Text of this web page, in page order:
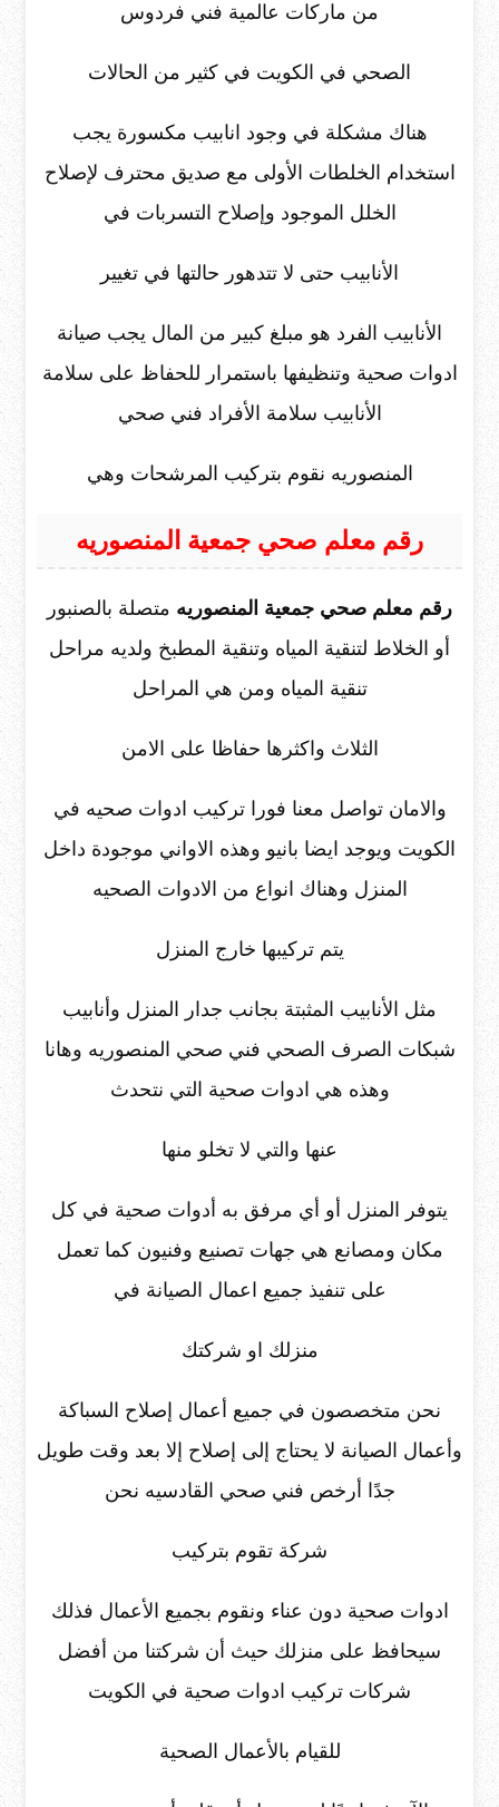
من ماركات عالمية فني فردوس
الصحي في الكويت في كثير من الحالات
هناك مشكلة في وجود انابيب مكسورة يجب
استخدام الخلطات الأولى مع صديق محترف لإصلاح
الخلل الموجود وإصلاح التسربات في
الأنابيب حتى لا تتدهور حالتها في تغيير
الأنابيب الفرد هو مبلغ كبير من المال يجب صيانة
ادوات صحية وتنظيفها باستمرار للحفاظ على سلامة
الأنابيب سلامة الأفراد فني صحي
المنصوريه نقوم بتركيب المرشحات وهي
رقم معلم صحي جمعية المنصوريه
رقم معلم صحي جمعية المنصوريه متصلة بالصنبور
أو الخلاط لتنقية المياه وتنقية المطبخ ولديه مراحل
تنقية المياه ومن هي المراحل
الثلاث واكثرها حفاظا على الامن
والامان تواصل معنا فورا تركيب ادوات صحيه في
الكويت ويوجد ايضا بانيو وهذه الاواني موجودة داخل
المنزل وهناك انواع من الادوات الصحيه
يتم تركيبها خارج المنزل
مثل الأنابيب المثبتة بجانب جدار المنزل وأنابيب
شبكات الصرف الصحي فني صحي المنصوريه وهانا
وهذه هي ادوات صحية التي نتحدث
عنها والتي لا تخلو منها
يتوفر المنزل أو أي مرفق به أدوات صحية في كل
مكان ومصانع هي جهات تصنيع وفنيون كما تعمل
على تنفيذ جميع اعمال الصيانة في
منزلك او شركتك
نحن متخصصون في جميع أعمال إصلاح السباكة
وأعمال الصيانة لا يحتاج إلى إصلاح إلا بعد وقت طويل
جدًا أرخص فني صحي القادسيه نحن
شركة تقوم بتركيب
ادوات صحية دون عناء ونقوم بجميع الأعمال فذلك
سيحافظ على منزلك حيث أن شركتنا من أفضل
شركات تركيب ادوات صحية في الكويت
للقيام بالأعمال الصحية